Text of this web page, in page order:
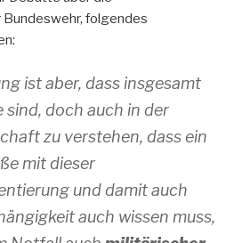
folgendes
ist aber, dass insgesamt
sind, doch auch in der
zu verstehen, dass ein
mit dieser
und damit auch
auch wissen muss,